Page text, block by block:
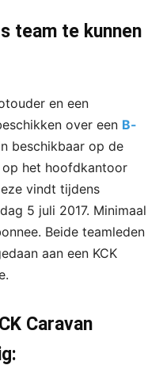
team te kunnen
en een
over een B-
beschikbaar op de
het hoofdkantoor
vindt tijdens
5 juli 2017. Minimaal
Beide teamleden
aan een KCK
Caravan